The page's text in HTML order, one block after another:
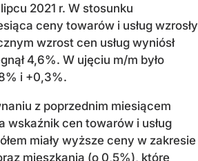
2021 r. W stosunku
ceny towarów i usług wzrosły
wzrost cen usług wyniósł
4,6%. W ujęciu m/m było
i +0,3%.
z poprzednim miesiącem
wskaźnik cen towarów i usług
miały wyższe ceny w zakresie
mieszkania (o 0,5%), które